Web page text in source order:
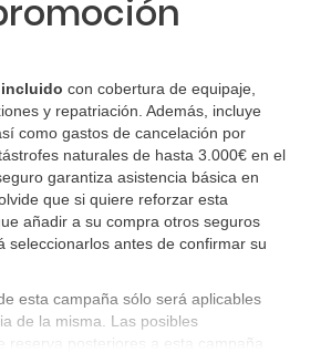
con cobertura de equipaje,
y repatriación. Además, incluye
como gastos de cancelación por
naturales de hasta 3.000€ en el
garantiza asistencia básica en
que si quiere reforzar esta
añadir a su compra otros seguros
seleccionarlos antes de confirmar su
esta campaña sólo será aplicables
de la misma. Las posibles
reserva posteriores a esta campaña